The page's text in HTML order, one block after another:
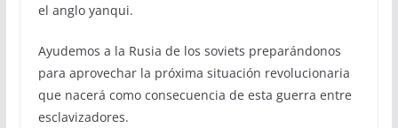
el anglo yanqui.
Ayudemos a la Rusia de los soviets preparándonos
para aprovechar la próxima situación revolucionaria
que nacerá como consecuencia de esta guerra entre
esclavizadores.